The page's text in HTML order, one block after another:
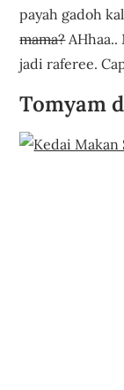
payah gadoh
mama?AHhaa..
jadi raferee.
Tomyam